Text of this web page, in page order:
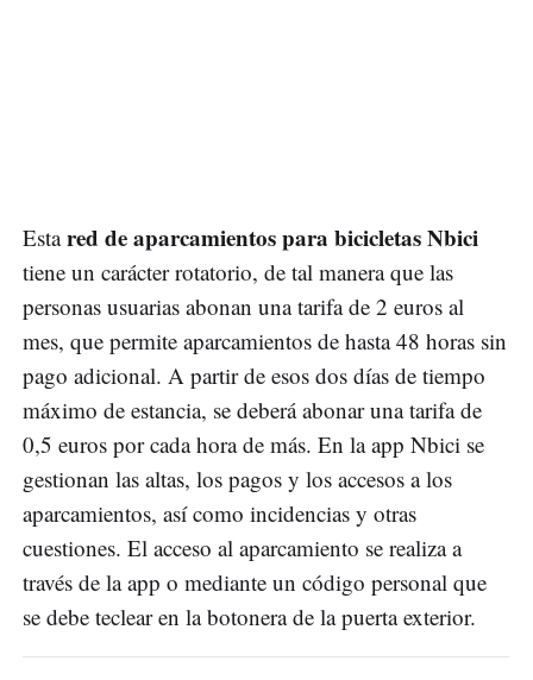
Estared de aparcamientos para bicicletas Nbici
tiene un carácter rotatorio, de tal manera que las
personas usuarias abonan una tarifa de 2 euros al
mes, que permite aparcamientos de hasta 48 horas sin
pago adicional. A partir de esos dos días de tiempo
máximo de estancia, se deberá abonar una tarifa de
0,5 euros por cada hora de más. En la app Nbici se
gestionan las altas, los pagos y los accesos a los
aparcamientos, así como incidencias y otras
cuestiones. El acceso al aparcamiento se realiza a
través de la app o mediante un código personal que
se debe teclear en la botonera de la puerta exterior.